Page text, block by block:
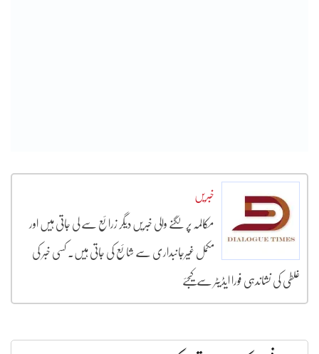
خبریں
مکالمہ پر لگنے والی خبریں دیگر زرائع سے لی جاتی ہیں اور
مکمل غیرجانبداری سے شائع کی جاتی ہیں۔ کسی خبر کی
غلطی کی نشاندہی فورا ایڈیٹر سے کیجئے